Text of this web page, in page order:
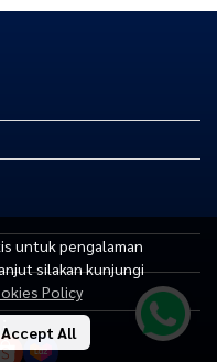
untuk pengalaman
silakan kunjungi
Policy
Accept All